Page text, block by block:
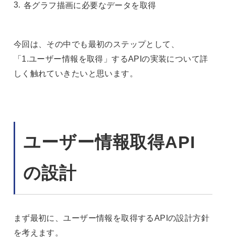
各グラフ描画に必要なデータを取得
今回は、その中でも最初のステップとして、
「1.ユーザー情報を取得」するAPIの実装について詳
しく触れていきたいと思います。
ユーザー情報取得API
の設計
まず最初に、ユーザー情報を取得するAPIの設計方針
を考えます。